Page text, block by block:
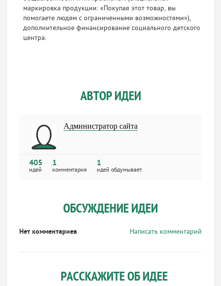
маркировка продукции: «Покупая этот товар, вы
помогаете людям с ограниченными возможностями»),
дополнительное финансирование социального детского
центра.
АВТОР ИДЕИ
Администратор сайта
405
идей
1
комментария
1
идей обдумывает
ОБСУЖДЕНИЕ ИДЕИ
Написать комментарий
Нет комментариев
РАССКАЖИТЕ ОБ ИДЕЕ